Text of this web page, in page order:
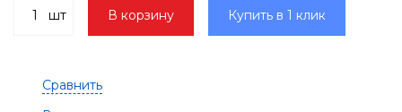
шт В корзину Купить в 1 клик
Сравнить